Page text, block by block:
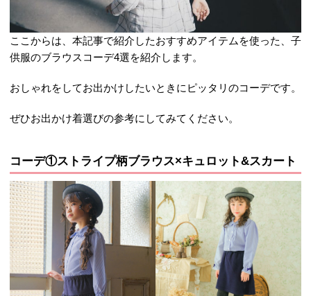
ここからは、本記事で紹介したおすすめアイテムを使った、子
供服のブラウスコーデ4選を紹介します。
おしゃれをしてお出かけしたいときにピッタリのコーデです。
ぜひお出かけ着選びの参考にしてみてください。
コーデ①ストライプ柄ブラウス×キュロット&スカート